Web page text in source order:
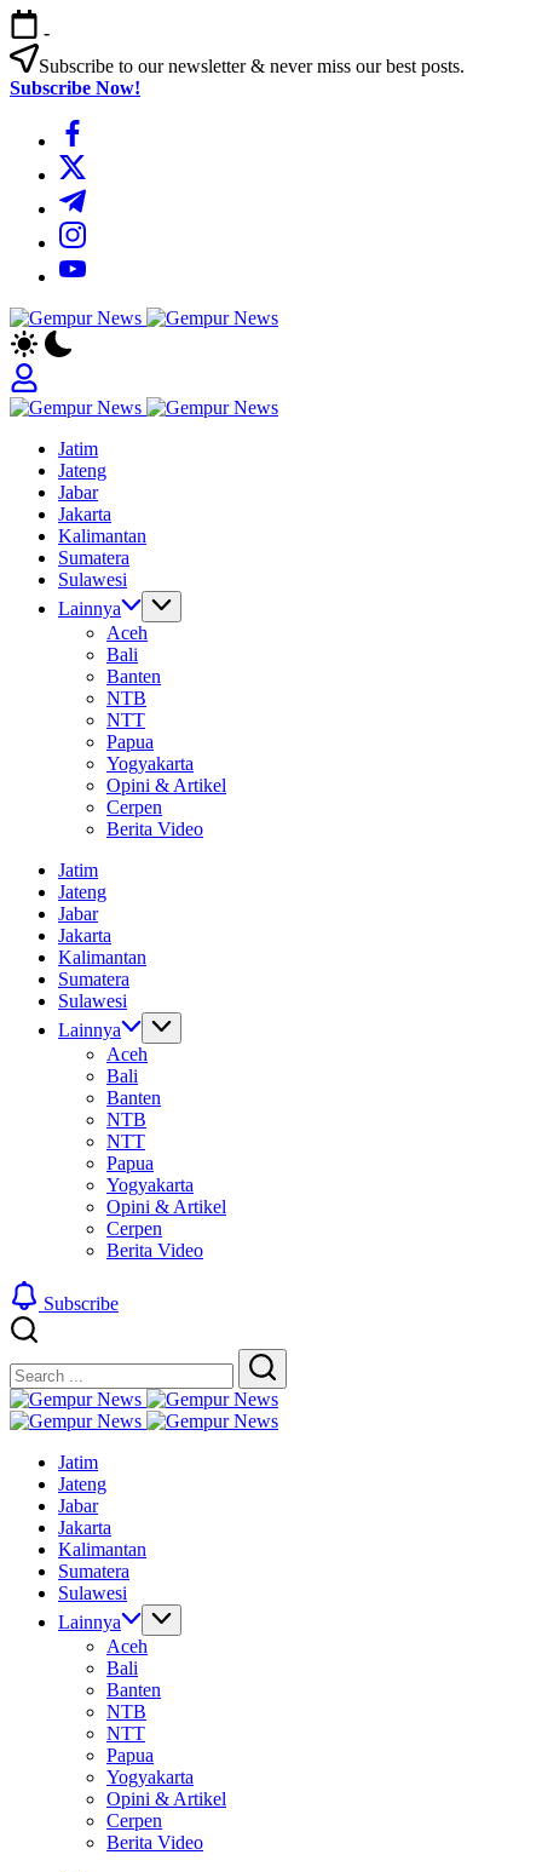
Skip
to
content
-
Subscribe to our newsletter & never miss our best posts.
Subscribe Now!
https://www.facebook.com/
https://twitter.com/
https://t.me/
https://www.instagram.com/
https://youtube.com/
Gempur
Jelajah
Informasi
Dunia
Tanpa
Gempur
Informasi
Dunia
Tanpa
Batas
Jatim
Jateng
Jabar
Jakarta
Kalimantan
Sumatera
Sulawesi
Lainnya
Aceh
Bali
Banten
NTB
NTT
Papua
Yogyakarta
Opini & Artikel
Cerpen
Berita Video
Jatim
Jateng
Jabar
Jakarta
Kalimantan
Sumatera
Sulawesi
Lainnya
Aceh
Bali
Banten
NTB
NTT
Papua
Yogyakarta
Opini & Artikel
Cerpen
Berita Video
Subscribe
Search
Search
Gempur
News
Jelajah
Dunia
Tanpa
Batas
Gempur
Informasi
Dunia
Tanpa
Batas
Jatim
Jateng
Jabar
Jakarta
Kalimantan
Sumatera
Sulawesi
Lainnya
Aceh
Bali
Banten
NTB
NTT
Papua
Yogyakarta
Opini & Artikel
Cerpen
Berita Video